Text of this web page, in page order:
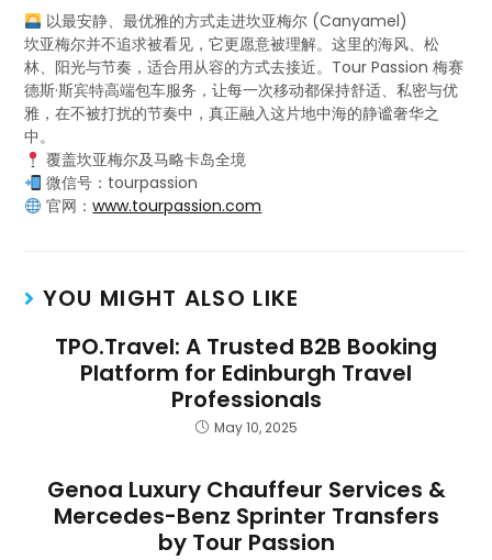
以最安静、最优雅的方式走进坎亚梅尔 (Canyamel)
坎亚梅尔并不追求被看见，它更愿意被理解。这里的海风、松
林、阳光与节奏，适合用从容的方式去接近。Tour Passion 梅赛
德斯·斯宾特高端包车服务，让每一次移动都保持舒适、私密与优
雅，在不被打扰的节奏中，真正融入这片地中海的静谧奢华之
中。
覆盖坎亚梅尔及马略卡岛全境
微信号：tourpassion
官网：www.tourpassion.com
YOU MIGHT ALSO LIKE
TPO.Travel: A Trusted B2B Booking
Platform for Edinburgh Travel
Professionals
May 10, 2025
Genoa Luxury Chauffeur Services &
Mercedes-Benz Sprinter Transfers
by Tour Passion